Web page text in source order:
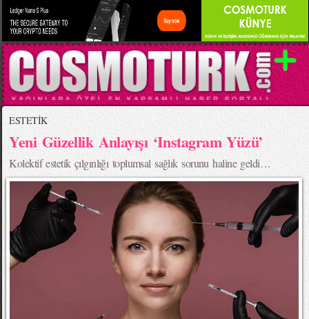
ESTETİK
Yeni Güzellik Anlayışı ‘Instagram Yüzü’
Kolektif estetik çılgınlığı toplumsal sağlık sorunu haline geldi…